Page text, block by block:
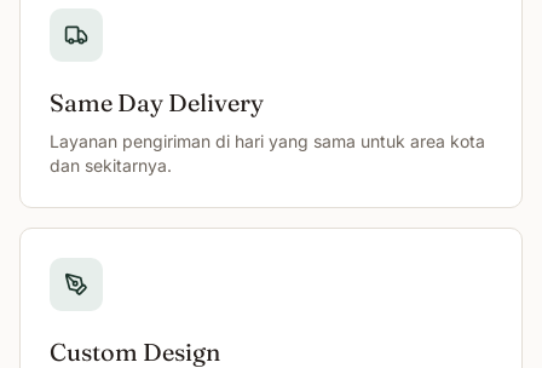
Same Day Delivery
Layanan pengiriman di hari yang sama untuk area kota
dan sekitarnya.
Custom Design